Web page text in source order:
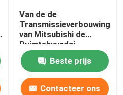
Van de de
Transmissieverbouwing
van Mitsubishi de
Ruimtehyundai
Uitrusting F4A22
F4A23 KM175 KM177
Beste prijs
Contacteer ons